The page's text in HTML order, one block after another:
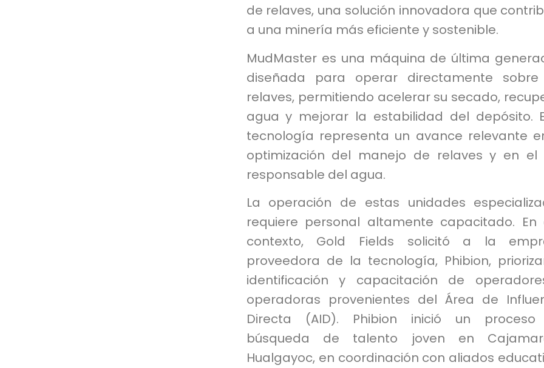
de relaves, una solución innovadora que
a una minería más eficiente y sostenible.
MudMaster es una máquina de última
diseñada para operar directamente sobre
relaves, permitiendo acelerar su secado,
agua y mejorar la estabilidad del depósito.
tecnología representa un avance relevante
optimización del manejo de relaves y en el
responsable del agua.
La operación de estas unidades
requiere personal altamente capacitado. En
contexto, Gold Fields solicitó a la
proveedora de la tecnología, Phibion,
identificación y capacitación de
operadoras provenientes del Área de
Directa (AID). Phibion inició un
búsqueda de talento joven en
Hualgayoc, en coordinación con aliados